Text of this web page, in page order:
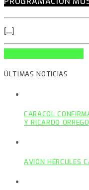
[...]
ÚLTIMAS NOTICIAS
CARACOL
Y RICARDO ORREGO
AVIÓN HÉRCULES